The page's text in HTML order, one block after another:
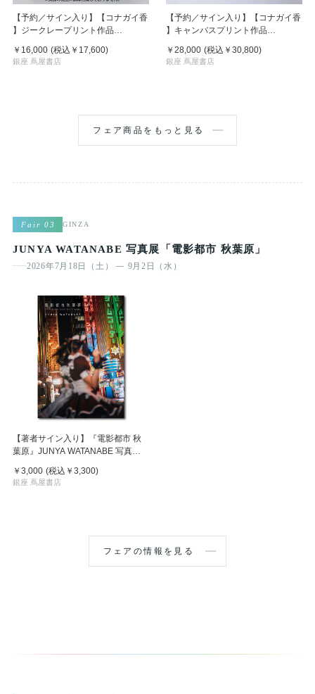
【予約／サイン入り】【コナガイ香
】ジークレープリント作品
上旬頃発送予定
￥16,000 (税込 ￥17,600)
銀座 蔦屋書店
【予約／サイン入り】【コナガイ香
】キャンバスプリント作品
￥28,000 (税込 ￥30,800)
銀座 蔦屋書店
フェア商品をもっと見る
Fair 03 GINZA
JUNYA WATANABE 写真展「電影都市 秋葉原」
2026年7月18日（土） — 9月2日（水）
【著者サイン入り】『電影都市 秋
葉原』JUNYA WATANABE 写真作
￥3,000 (税込 ￥3,300)
銀座 蔦屋書店
フェアの情報を見る